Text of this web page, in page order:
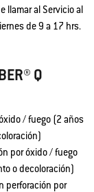
llamar al Servicio al
de 9 a 17 hrs.
Q
/ fuego (2 años
por óxido / fuego
o decoloración)
perforación por